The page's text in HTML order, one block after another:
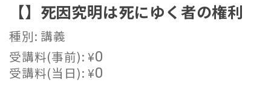
【】死因究明は死にゆく者の権利
種別: 講義
受講料(事前):¥0
受講料(当日):¥0